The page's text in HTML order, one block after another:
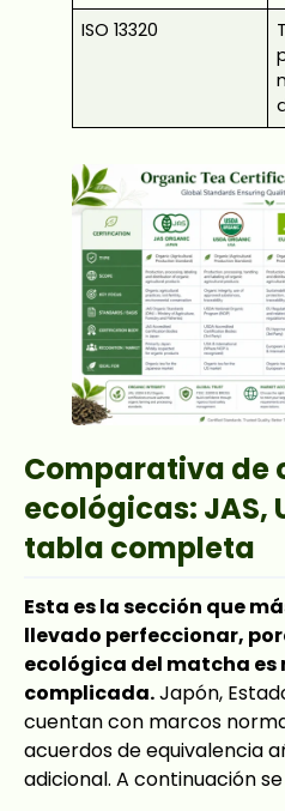
ISO 13320
Comparativa de
ecológicas: JAS,
tabla completa
Esta es la sección que
llevado perfeccionar,
ecológica del matcha es
complicada.Japón,
cuentan con marcos
acuerdos de equivalencia
adicional. A continuación